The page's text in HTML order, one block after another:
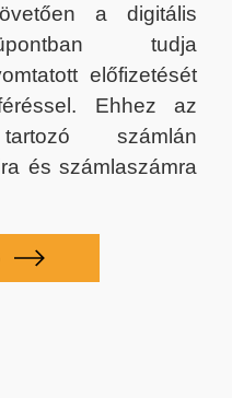
a digitális
tudja
előfizetését
Ehhez az
számlán
és számlaszámra